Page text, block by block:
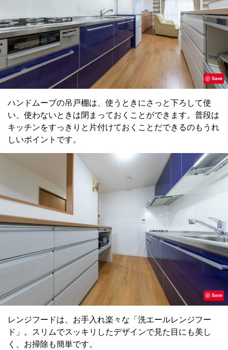
Save
ハンドムーブの吊戸棚は、使うときにさっと下ろして使
い、使わないときは閉まっておくことができます。普段は
キッチンをすっきりと片付けておくことだできるのもうれ
しいポイントです。
Save
レンジフードは、お手入れ楽々な「洗エールレンジフー
ド」。スリムでスッキリしたデザインで見た目にも美し
く、お掃除も簡単です。